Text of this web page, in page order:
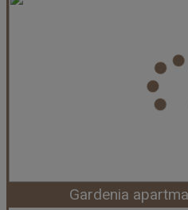
Város:
Utazás módja:
Ellátás:
Szálláskategória:
Időpont:
Gardenia